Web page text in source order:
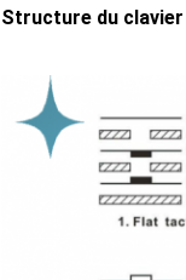
Structure du